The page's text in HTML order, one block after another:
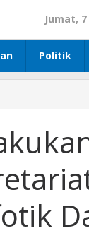
Jumat,
Politik